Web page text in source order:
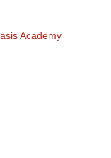
Academy